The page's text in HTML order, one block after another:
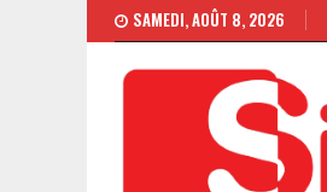
SAMEDI, AOÛT 8, 2026